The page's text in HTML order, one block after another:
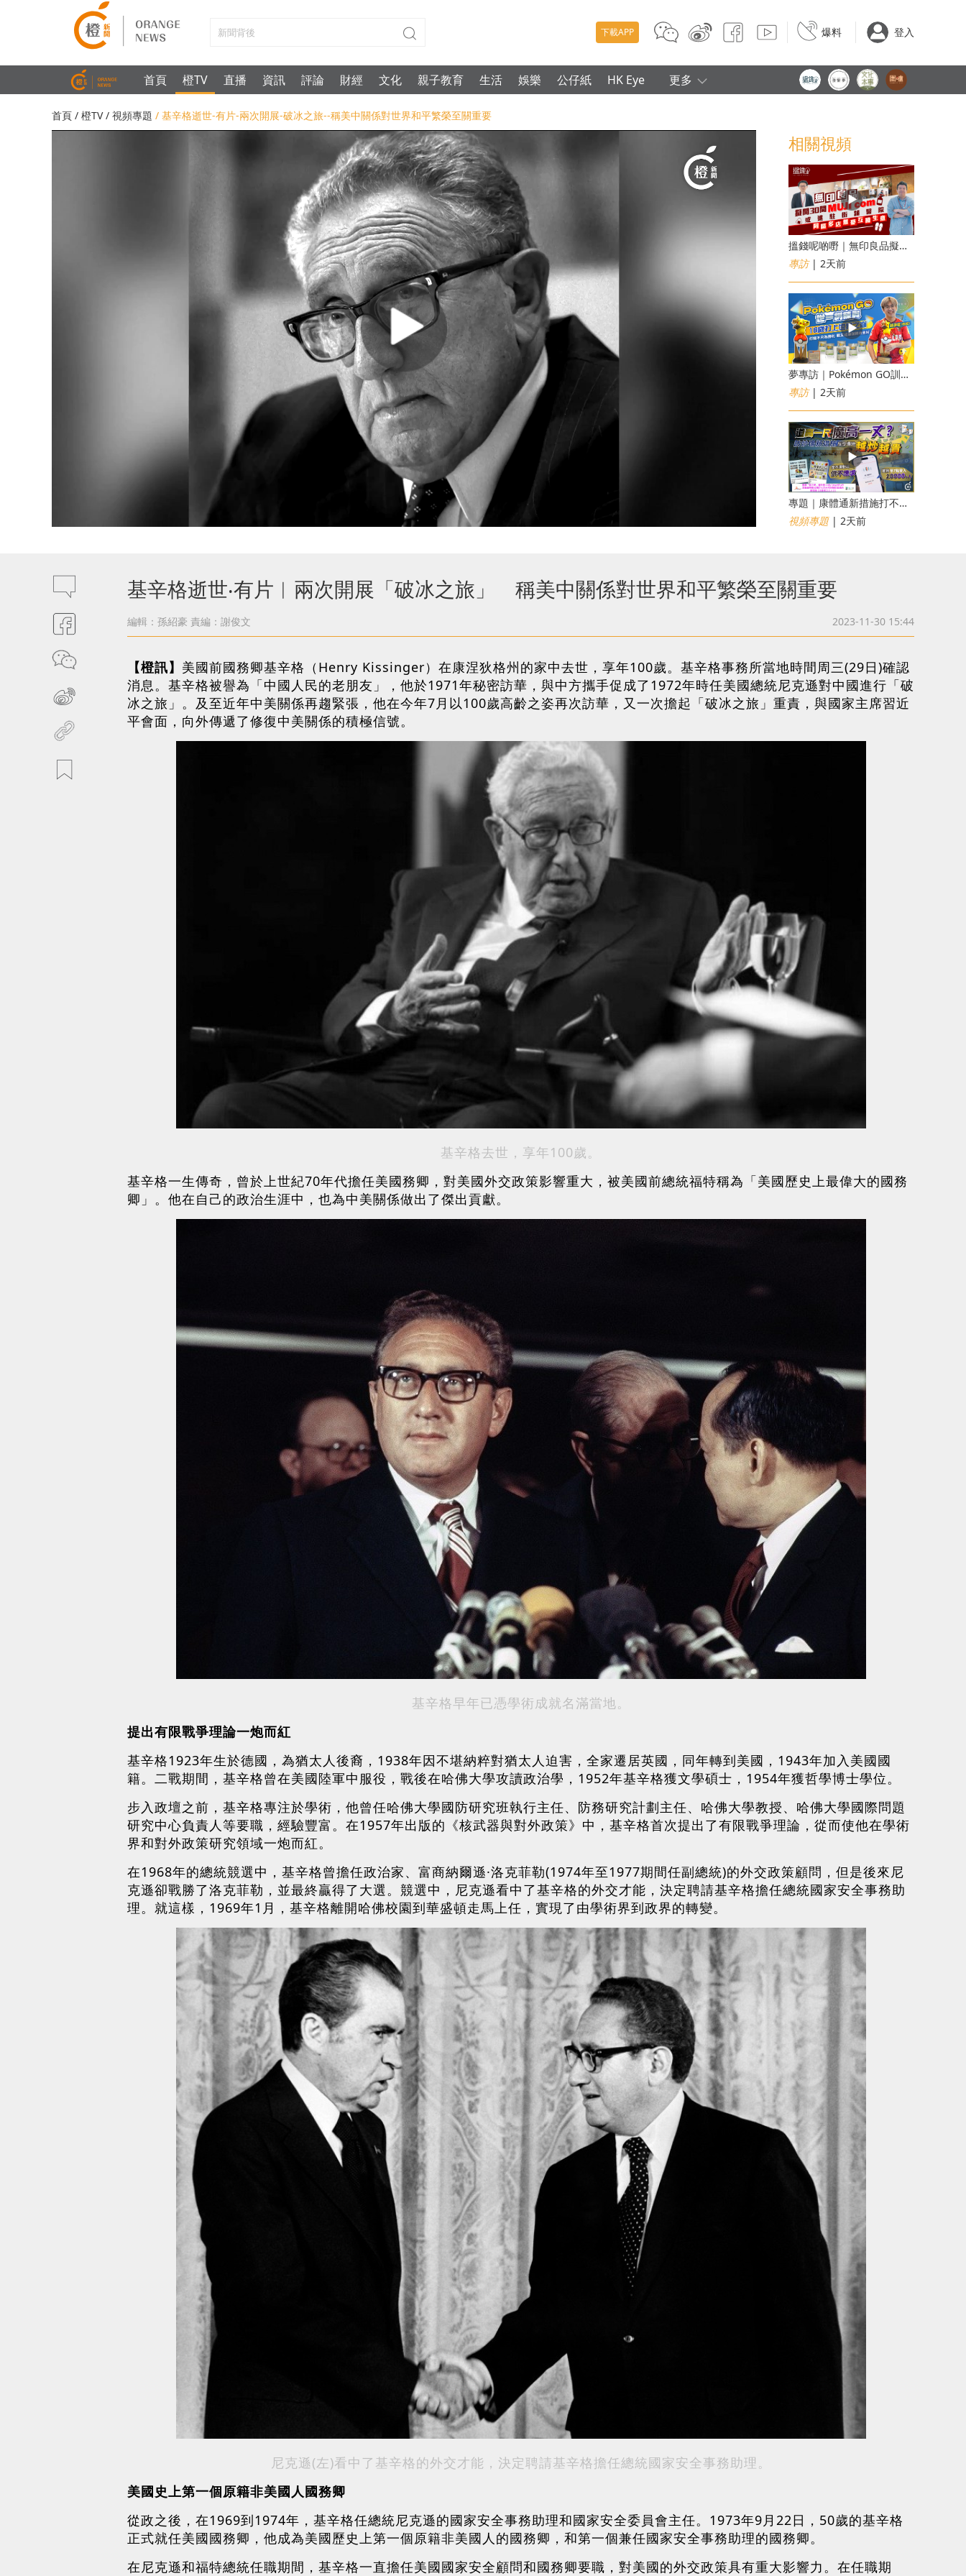
下載APP 爆料 登入
首頁 橙TV 直播 資訊 評論 財經 文化 親子教育 生活 娛樂 公仔紙 HK Eye 更多
首頁 / 橙TV/ 視頻專題 / 基辛格逝世-有片-兩次開展-破冰之旅--稱美中關係對世界和平繁榮至關重要
相關視頻
搵錢呢啲嘢｜無印良品擬開30間「MUJI com」 或進駐街舖醫院 同區多店無憂互搶生意
專訪| 2天前
夢專訪｜Pokémon GO訓練員「蝦皮」16歲打上世界第一！戰友成最強後盾
專訪| 2天前
專題｜康體通新措施打不倒黃牛？室內運動場一場難求越炒越貴
視頻專題| 2天前
基辛格逝世‧有片︱兩次開展「破冰之旅」 稱美中關係對世界和平繁榮至關重要
編輯：孫紹豪 責編：謝俊文 2023-11-30 15:44
【橙訊】 美國前國務卿基辛格（Henry Kissinger）在康涅狄格州的家中去世，享年100歲。基辛格事務所當地時間周三(29日)確認
消息。基辛格被譽為「中國人民的老朋友」，他於1971年秘密訪華，與中方攜手促成了1972年時任美國總統尼克遜對中國進行「破
冰之旅」。及至近年中美關係再趨緊張，他在今年7月以100歲高齡之姿再次訪華，又一次擔起「破冰之旅」重責，與國家主席習近
平會面，向外傳遞了修復中美關係的積極信號。
基辛格去世，享年100歲。
基辛格一生傳奇，曾於上世紀70年代擔任美國務卿，對美國外交政策影響重大，被美國前總統福特稱為「美國歷史上最偉大的國務
卿」。他在自己的政治生涯中，也為中美關係做出了傑出貢獻。
基辛格早年已憑學術成就名滿當地。
提出有限戰爭理論一炮而紅
基辛格1923年生於德國，為猶太人後裔，1938年因不堪納粹對猶太人迫害，全家遷居英國，同年轉到美國，1943年加入美國國
籍。二戰期間，基辛格曾在美國陸軍中服役，戰後在哈佛大學攻讀政治學，1952年基辛格獲文學碩士，1954年獲哲學博士學位。
步入政壇之前，基辛格專注於學術，他曾任哈佛大學國防研究班執行主任、防務研究計劃主任、哈佛大學教授、哈佛大學國際問題
研究中心負責人等要職，經驗豐富。在1957年出版的《核武器與對外政策》中，基辛格首次提出了有限戰爭理論，從而使他在學術
界和對外政策研究領域一炮而紅。
在1968年的總統競選中，基辛格曾擔任政治家、富商納爾遜·洛克菲勒(1974年至1977期間任副總統)的外交政策顧問，但是後來尼
克遜卻戰勝了洛克菲勒，並最終贏得了大選。競選中，尼克遜看中了基辛格的外交才能，決定聘請基辛格擔任總統國家安全事務助
理。就這樣，1969年1月，基辛格離開哈佛校園到華盛頓走馬上任，實現了由學術界到政界的轉變。
尼克遜(左)看中了基辛格的外交才能，決定聘請基辛格擔任總統國家安全事務助理。
美國史上第一個原籍非美國人國務卿
從政之後，在1969到1974年，基辛格任總統尼克遜的國家安全事務助理和國家安全委員會主任。1973年9月22日，50歲的基辛格
正式就任美國國務卿，他成為美國歷史上第一個原籍非美國人的國務卿，和第一個兼任國家安全事務助理的國務卿。
在尼克遜和福特總統任職期間，基辛格一直擔任美國國家安全顧問和國務卿要職，對美國的外交政策具有重大影響力。在任職期